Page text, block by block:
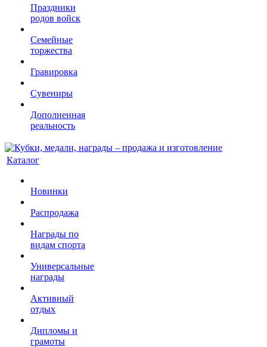
Праздники
родов войск
Семейные
торжества
Гравировка
Сувениры
Дополненная
реальность
Каталог
Новинки
Распродажа
Награды по
видам спорта
Универсальные
награды
Активный
отдых
Дипломы и
грамоты